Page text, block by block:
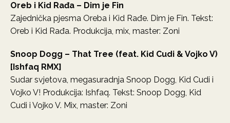
Oreb i Kid Rađa – Dim je Fin
Zajednička pjesma Oreba i Kid Rađe. Dim je Fin. Tekst:
Oreb i Kid Rađa. Produkcija, mix, master: Zoni
Snoop Dogg – That Tree (feat. Kid Cudi & Vojko V)
[Ishfaq RMX]
Sudar svjetova, megasuradnja Snoop Dogg, Kid Cudi i
Vojko V! Produkcija: Ishfaq. Tekst: Snoop Dogg, Kid
Cudi i Vojko V. Mix, master: Zoni